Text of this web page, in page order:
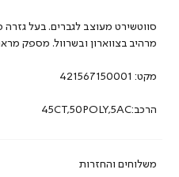
משלוחים והחזרות
סווטשירט מעוצב לגברים. בעל
מרהיב בצווארון ובשרוול. מספק
מקט: 421567150001
הרכב:45CT,50POLY,5AC